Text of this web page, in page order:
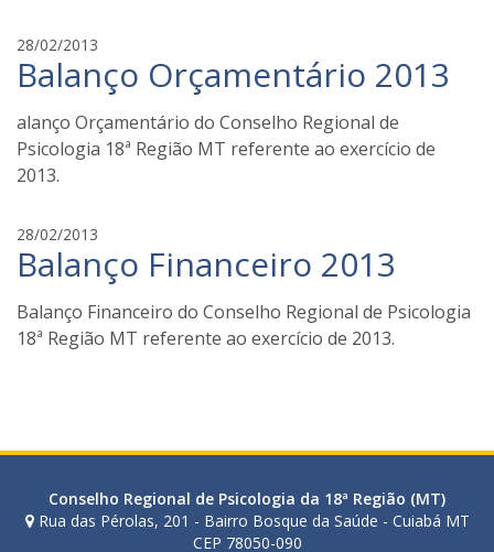
z
28/02/2013
a
b
i
a
z
Balanço Orçamentário 2013
alanço Orçamentário do Conselho Regional de
Psicologia 18ª Região MT referente ao exercício de
2013.
28/02/2013
a
b
i
a
z
Balanço Financeiro 2013
Balanço Financeiro do Conselho Regional de Psicologia
18ª Região MT referente ao exercício de 2013.
Conselho Regional de Psicologia da 18ª Região (MT)
Rua das Pérolas, 201 - Bairro Bosque da Saúde - Cuiabá MT
CEP 78050-090